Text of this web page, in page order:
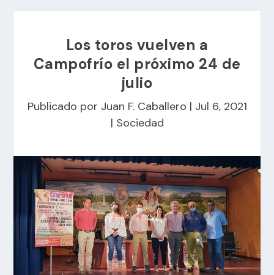
Los toros vuelven a
Campofrío el próximo 24 de
julio
Publicado por Juan F. Caballero | Jul 6, 2021
| Sociedad